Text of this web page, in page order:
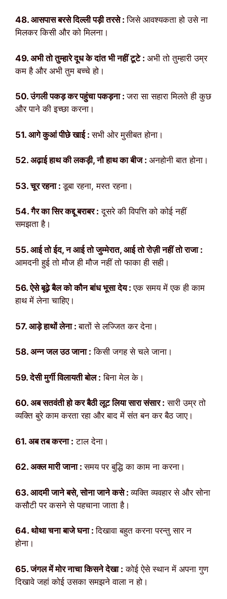
48. आसपास बरसे दिल्ली पड़ी तरसे :जिसे आवश्यकता हो उसे ना
मिलकर किसी और को मिलना।
49. अभी तो तुम्हारे दूध के दांत भी नहीं टूटे : अभी तो तुम्हारी उम्र
कम है और अभी तुम बच्चे हो।
50. उंगली पकड़ कर पहुंचा पकड़ना :जरा सा सहारा मिलते ही कुछ
और पाने की इच्छा करना।
51. आगे कुआं पीछे खाई :सभी ओर मुसीबत होना।
52. अढ़ाई हाथ की लकड़ी, नौ हाथ का बीज : अनहोनी बात होना।
53. चूर रहना :डूबा रहना, मस्त रहना।
54. गैर का सिर कद्दू बराबर : दूसरे की विपत्ति को कोई नहीं
समझता है।
55. आई तो ईद, न आई तो जुम्मेरात, आई तो रोज़ी नहीं तो राजा :
आमदनी हुई तो मौज ही मौज नहीं तो फाका ही सही।
56. ऐसे बूढ़े बैल को कौन बांध भूसा देय :एक समय में एक ही काम
हाथ में लेना चाहिए।
57. आड़े हाथों लेना :बातों से लज्जित कर देना।
58. अन्न जल उठ जाना : किसी जगह से चले जाना।
59. देसी मुर्गी विलायती बोल : बिना मेल के।
60. अब सतवंती हो कर बैठी लूट लिया सारा संसार : सारी उम्र तो
व्यक्ति बुरे काम करता रहा और बाद में संत बन कर बैठ जाए।
61. अब तब करना : टाल देना।
62. अक्ल मारी जाना :समय पर बुद्धि का काम ना करना।
63. आदमी जाने बसे, सोना जाने कसे :व्यक्ति व्यवहार से और सोना
कसौटी पर कसने से पहचाना जाता है।
64. थोथा चना बाजे घना :दिखावा बहुत करना परन्तु सार न
होना।
65. जंगल में मोर नाचा किसने देखा : कोई ऐसे स्थान में अपना गुण
दिखावे जहां कोई उसका समझने वाला न हो।